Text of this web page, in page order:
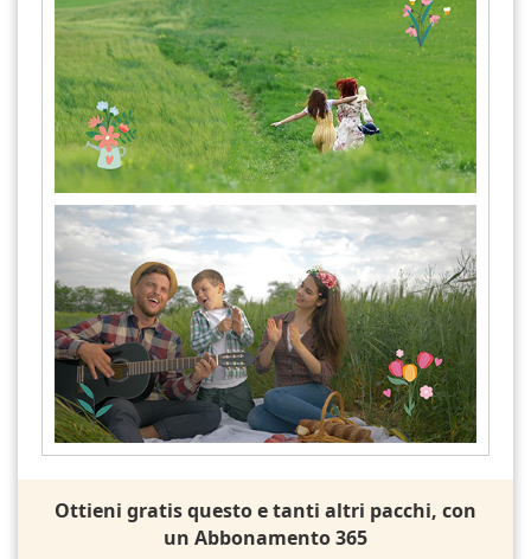
Ottieni gratis questo e tanti altri pacchi, con
un Abbonamento 365